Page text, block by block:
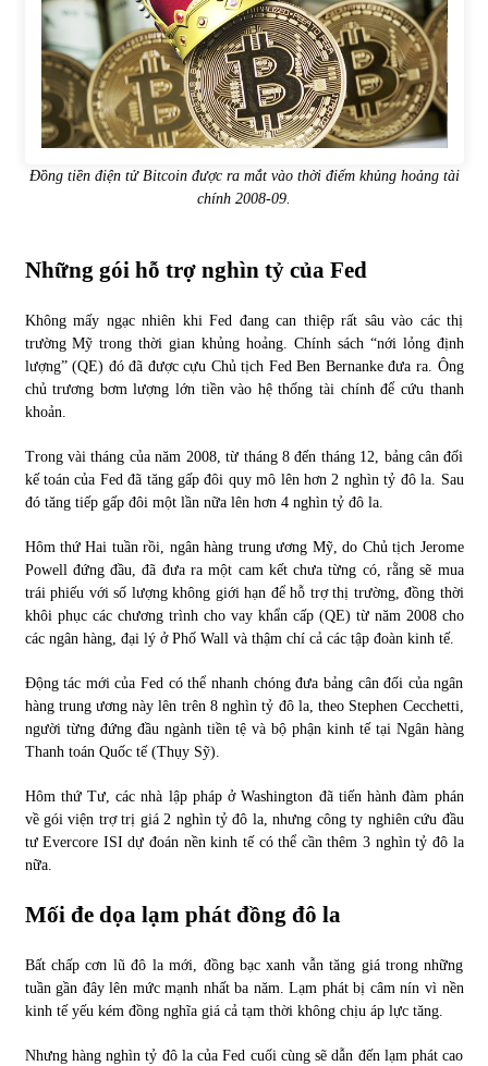
Đồng tiền điện tử Bitcoin được ra mắt vào thời điểm khủng hoảng tài
chính 2008-09.
Những gói hỗ trợ nghìn tỷ của Fed
Không mấy ngạc nhiên khi Fed đang can thiệp rất sâu vào các thị
trường Mỹ trong thời gian khủng hoảng. Chính sách “nới lỏng định
lượng” (QE) đó đã được cựu Chủ tịch Fed Ben Bernanke đưa ra. Ông
chủ trương bơm lượng lớn tiền vào hệ thống tài chính để cứu thanh
khoản.
Trong vài tháng của năm 2008, từ tháng 8 đến tháng 12, bảng cân đối
kế toán của Fed đã tăng gấp đôi quy mô lên hơn 2 nghìn tỷ đô la. Sau
đó tăng tiếp gấp đôi một lần nữa lên hơn 4 nghìn tỷ đô la.
Hôm thứ Hai tuần rồi, ngân hàng trung ương Mỹ, do Chủ tịch Jerome
Powell đứng đầu, đã đưa ra một cam kết chưa từng có, rằng sẽ mua
trái phiếu với số lượng không giới hạn để hỗ trợ thị trường, đồng thời
khôi phục các chương trình cho vay khẩn cấp (QE) từ năm 2008 cho
các ngân hàng, đại lý ở Phố Wall và thậm chí cả các tập đoàn kinh tế.
Động tác mới của Fed có thể nhanh chóng đưa bảng cân đối của ngân
hàng trung ương này lên trên 8 nghìn tỷ đô la, theo Stephen Cecchetti,
người từng đứng đầu ngành tiền tệ và bộ phận kinh tế tại Ngân hàng
Thanh toán Quốc tế (Thụy Sỹ).
Hôm thứ Tư, các nhà lập pháp ở Washington đã tiến hành đàm phán
về gói viện trợ trị giá 2 nghìn tỷ đô la, nhưng công ty nghiên cứu đầu
tư Evercore ISI dự đoán nền kinh tế có thể cần thêm 3 nghìn tỷ đô la
nữa.
Mối đe dọa lạm phát đồng đô la
Bất chấp cơn lũ đô la mới, đồng bạc xanh vẫn tăng giá trong những
tuần gần đây lên mức mạnh nhất ba năm. Lạm phát bị câm nín vì nền
kinh tế yếu kém đồng nghĩa giá cả tạm thời không chịu áp lực tăng.
Nhưng hàng nghìn tỷ đô la của Fed cuối cùng sẽ dẫn đến lạm phát cao